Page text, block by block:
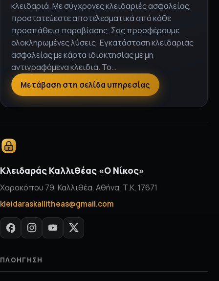
κλειδαριά. Με σύγχρονες κλειδαριές ασφαλείας,
προστατεύεστε αποτελεσματικά από κάθε
προσπάθεια παραβίασης. Σας προσφέρουμε
ολοκληρωμένες λύσεις: Εγκατάσταση κλειδαριάς
ασφαλείας με κάρτα ιδιοκτησίας με μη
αντιγραφόμενα κλειδιά. Το…
Μετάβαση στη σελίδα υπηρεσίας
Κλειδαράς Καλλιθέας «Ο Νίκος»
Χαροκόπου 79, Καλλιθέα, Αθήνα, Τ.Κ. 17671
kleidaraskallitheas@gmail.com
ΠΛΟΉΓΗΣΗ